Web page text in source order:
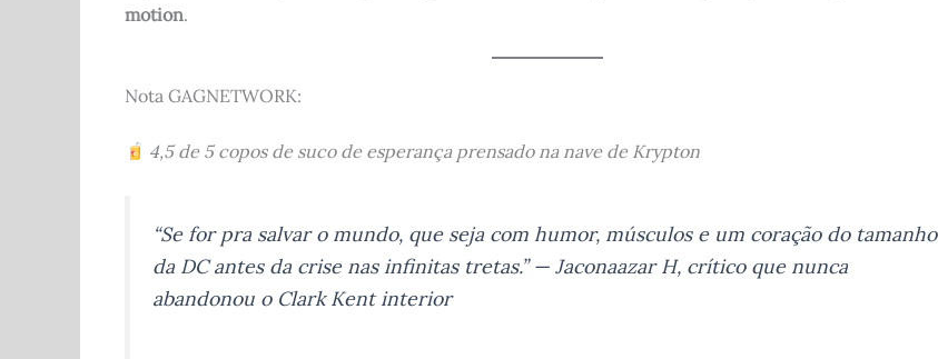
motion.
Nota GAGNETWORK:
4,5 de 5 copos de suco de esperança prensado na nave de Krypton
“Se for pra salvar o mundo, que seja com humor, músculos e um coração do tamanho
da DC antes da crise nas infinitas tretas.” — Jaconaazar H, crítico que nunca
abandonou o Clark Kent interior